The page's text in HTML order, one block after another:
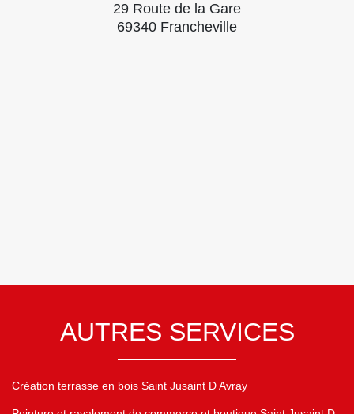
29 Route de la Gare
69340 Francheville
AUTRES SERVICES
Création terrasse en bois Saint Jusaint D Avray